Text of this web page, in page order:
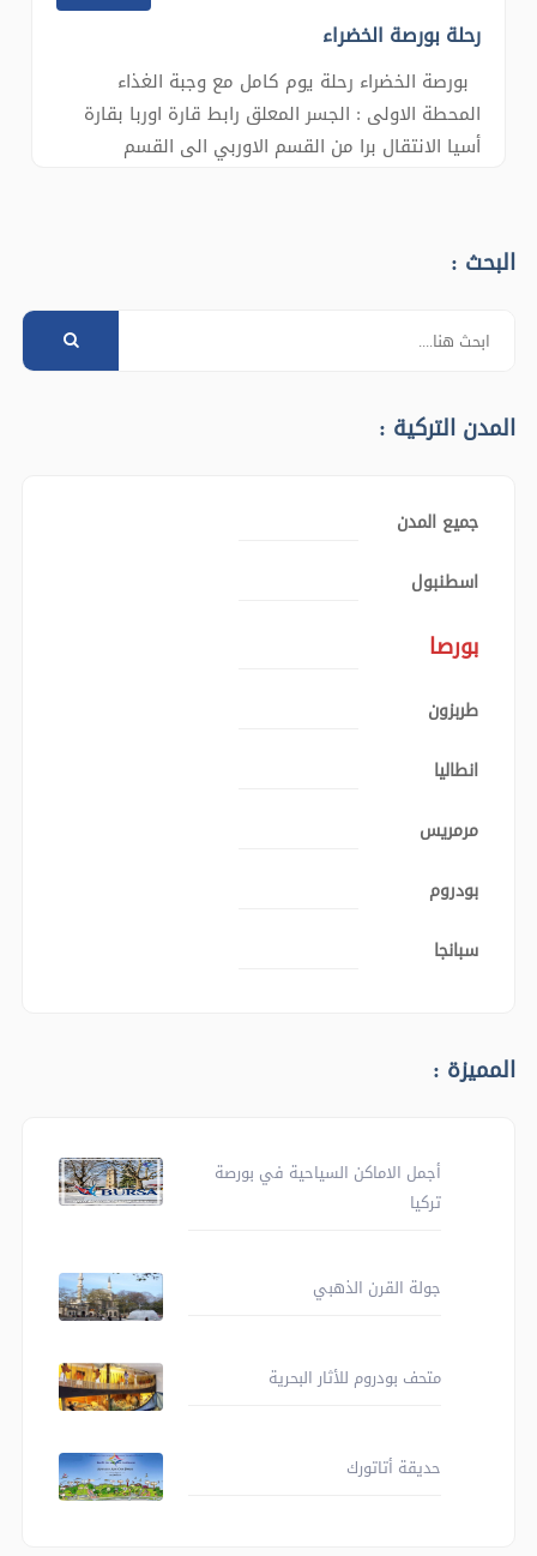
رحلة بورصة الخضراء
بورصة الخضراء رحلة يوم كامل مع وجبة الغذاء
المحطة الاولى : الجسر المعلق رابط قارة اوربا بقارة
أسيا الانتقال برا من القسم الاوربي الى القسم
برفقة طيورالبحث :
المدن التركية :
جميع المدن
اسطنبول
بورصا
طربزون
انطاليا
مرمريس
بودروم
سبانجا
المميزة :
أجمل الاماكن السياحية في بورصة
تركيا
جولة القرن الذهبي
متحف بودروم للأثار البحرية
حديقة أتاتورك